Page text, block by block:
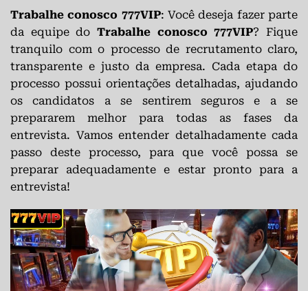
Trabalhe conosco 777VIP: Você deseja fazer parte
da equipe do Trabalhe conosco 777VIP? Fique
tranquilo com o processo de recrutamento claro,
transparente e justo da empresa. Cada etapa do
processo possui orientações detalhadas, ajudando
os candidatos a se sentirem seguros e a se
prepararem melhor para todas as fases da
entrevista. Vamos entender detalhadamente cada
passo deste processo, para que você possa se
preparar adequadamente e estar pronto para a
entrevista!